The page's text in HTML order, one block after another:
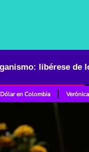
Dólar en Colombia